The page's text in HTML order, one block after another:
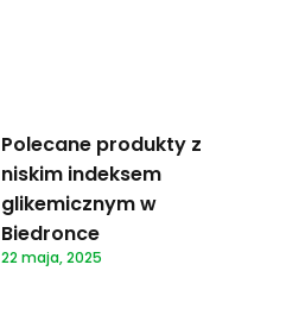
Polecane produkty z
niskim indeksem
glikemicznym w
Biedronce
22 maja, 2025